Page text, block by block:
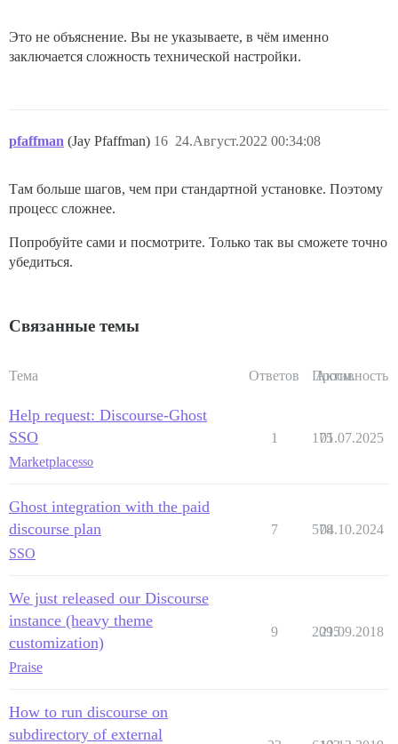
Это не объяснение. Вы не указываете, в чём именно
заключается сложность технической настройки.
pfaffman (Jay Pfaffman) 24.Август.2022 00:34:08
16
Там больше шагов, чем при стандартной установке. Поэтому
процесс сложнее.
Попробуйте сами и посмотрите. Только так вы сможете точно
убедиться.
Связанные темы
Тема Ответов Просм.
Активность
Help request: Discourse-Ghost
SSO
Marketplacesso
1 175
01.07.2025
Ghost integration with the paid
discourse plan
SSO
7 578
04.10.2024
We just released our Discourse
instance (heavy theme
customization)
Praise
9 2095
21.09.2018
How to run discourse on
subdirectory of external